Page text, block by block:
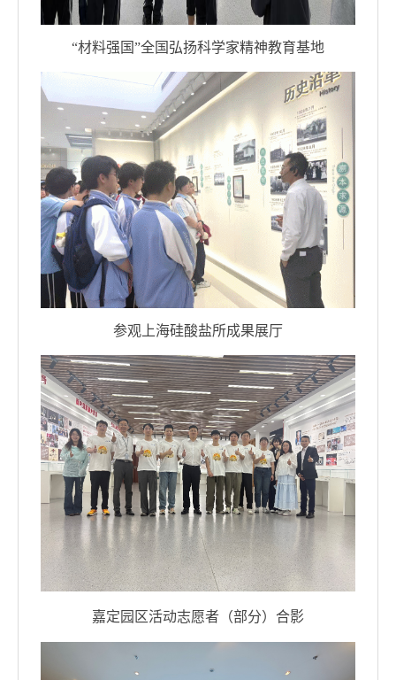
“材料强国”全国弘扬科学家精神教育基地
参观上海硅酸盐所成果展厅
嘉定园区活动志愿者（部分）合影